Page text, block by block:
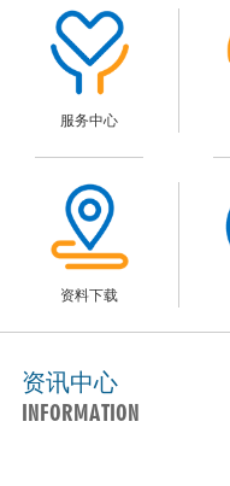
服务中心
资料下载
资讯中心
INFORMATION